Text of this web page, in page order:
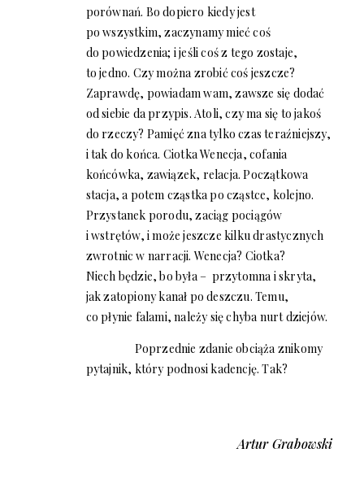
porównań. Bo dopiero kiedy jest
po wszystkim, zaczynamy mieć coś
do powiedzenia; i jeśli coś z tego zostaje,
to jedno. Czy można zrobić coś jeszcze?
Zaprawdę, powiadam wam, zawsze się dodać
od siebie da przypis. Atoli, czy ma się to jakoś
do rzeczy? Pamięć zna tylko czas teraźniejszy,
i tak do końca. Ciotka Wenecja, cofania
końcówka, zawiązek, relacja. Początkowa
stacja, a potem cząstka po cząstce, kolejno.
Przystanek porodu, zaciąg pociągów
i wstrętów, i może jeszcze kilku drastycznych
zwrotnic w narracji. Wenecja? Ciotka?
Niech będzie, bo była – przytomna i skryta,
jak zatopiony kanał po deszczu. Temu,
co płynie falami, należy się chyba nurt dziejów.
Poprzednie zdanie obciąża znikomy
pytajnik, który podnosi kadencję. Tak?
Artur Grabowski